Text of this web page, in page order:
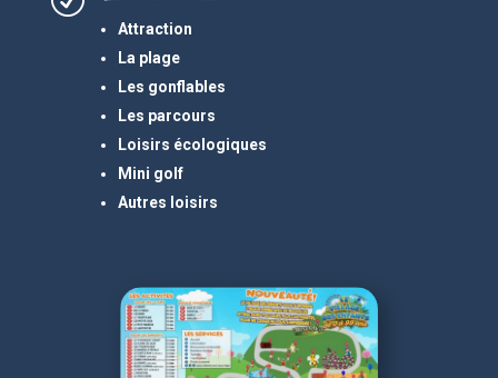
Attraction
La plage
Les gonflables
Les parcours
Loisirs écologiques
Mini golf
Autres loisirs